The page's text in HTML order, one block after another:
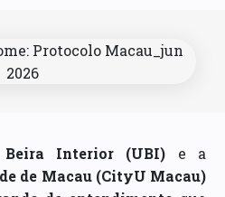
Interior (UBI) e a
de Macau (CityU Macau)